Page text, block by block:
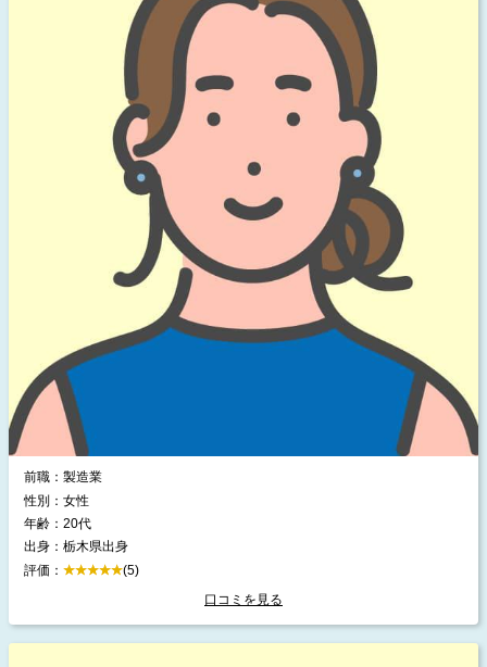
前職：製造業
性別：女性
年齢：20代
出身：栃木県出身
評価：
(5)
口コミを見る